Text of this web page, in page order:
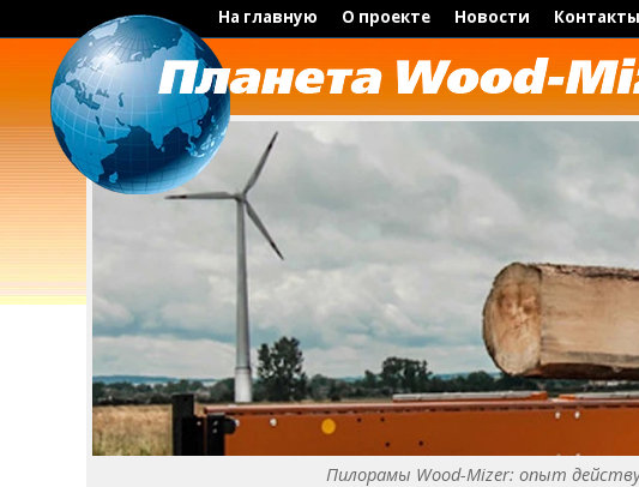
На главную О проекте Новости Контакты
Пилорамы Wood-Mizer: опыт